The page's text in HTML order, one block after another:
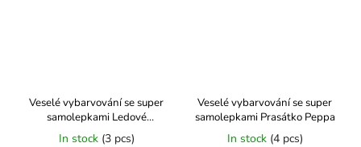
Veselé vybarvování se super
samolepkami Ledové
království
In stock (3 pcs)
Veselé vybarvování se super
samolepkami Prasátko Peppa
In stock (4 pcs)